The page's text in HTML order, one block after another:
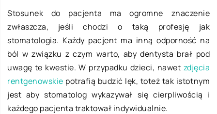
Stosunek do pacjenta ma ogromne znaczenie
zwłaszcza, jeśli chodzi o taką profesję jak
stomatologia. Każdy pacjent ma inną odporność na
ból w związku z czym warto, aby dentysta brał pod
uwagę te kwestie. W przypadku dzieci, nawet zdjęcia
rentgenowskie potrafią budzić lęk, toteż tak istotnym
jest aby stomatolog wykazywał się cierpliwością i
każdego pacjenta traktował indywidualnie.